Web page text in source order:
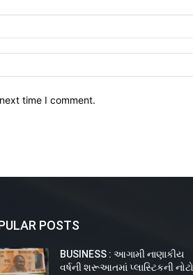
time I comment.
POSTS
BUSINESS : આગામી નાણાકીય
વર્ષની શરૂઆતમાં પ્લાસ્ટિકની નોટો